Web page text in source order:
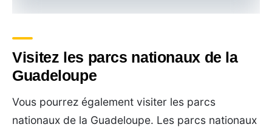
Visitez les parcs nationaux de la
Guadeloupe
Vous pourrez également visiter les parcs
nationaux de la Guadeloupe. Les parcs nationaux